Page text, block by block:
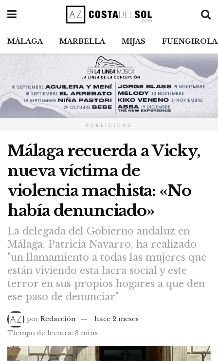
MÁLAGA MARBELLA MIJAS FUENGIROLA
PUBLICIDAD
Málaga recuerda a Vicky,
nueva víctima de
violencia machista: «No
había denunciado»
La delegada del Gobierno andaluz en
Málaga, Patricia Navarro, ha realizado
"un llamamiento a todas las mujeres que
están viviendo esta lacra social y este
terror en sus propios hogares a que den
ese paso de denunciar"
por Redacción
hace 2 meses
Tiempo de lectura: 3 mins